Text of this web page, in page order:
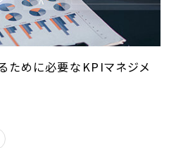
ために必要なKPIマネジメ